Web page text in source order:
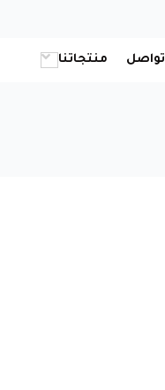
تواصل منتجاتنا